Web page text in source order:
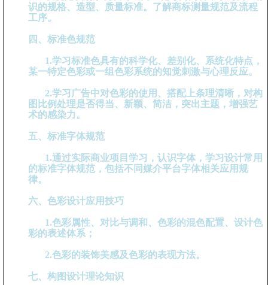
识的规格、造型、质量标准。了解商标测量规范及流程
工序。
四、标准色规范
1.学习标准色具有的科学化、差别化、系统化特点，
某一特定色彩或一组色彩系统的知觉刺激与心理反应。
2.学习广告中对色彩的使用、搭配上条理清晰，对构
图比例处理是否得当、新颖、简洁，突出主题，增强艺
术的感染力。
五、标准字体规范
1.通过实际商业项目学习，认识字体，学习设计常用
的标准字体规范，包括不同媒介平台字体相关应用规
律。
六、色彩设计应用技巧
1.色彩属性、对比与调和、色彩的混色配置、设计色
彩的表述体系；
2.色彩的装饰美感及色彩的表现方法。
七、构图设计理论知识